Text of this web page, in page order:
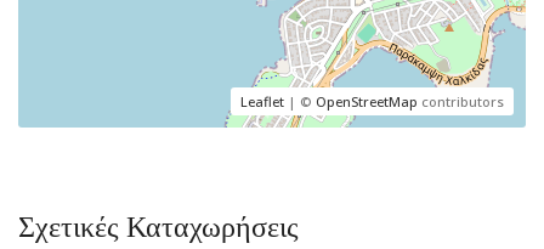
Leaflet | © OpenStreetMap contributors
Σχετικές Καταχωρήσεις